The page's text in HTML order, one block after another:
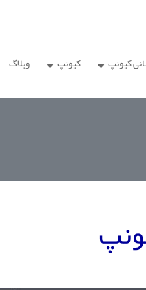
کیونپ کیونپ وبلاگ